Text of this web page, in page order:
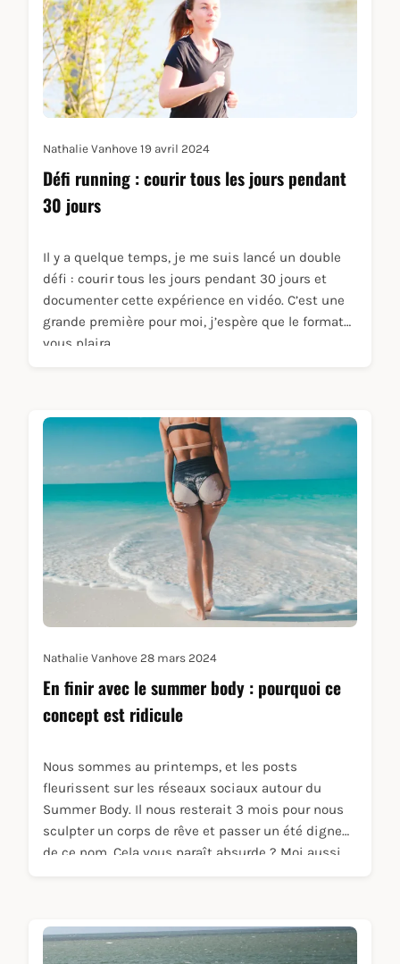
Nathalie Vanhove 19 avril 2024
Défi running : courir tous les jours pendant
30 jours
Il y a quelque temps, je me suis lancé un double
défi : courir tous les jours pendant 30 jours et
documenter cette expérience en vidéo. C’est une
grande première pour moi, j’espère que le format
vous plaira.
Nathalie Vanhove 28 mars 2024
En finir avec le summer body : pourquoi ce
concept est ridicule
Nous sommes au printemps, et les posts
fleurissent sur les réseaux sociaux autour du
Summer Body. Il nous resterait 3 mois pour nous
sculpter un corps de rêve et passer un été digne
de ce nom. Cela vous paraît absurde ? Moi aussi.